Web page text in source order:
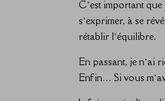
C’est important
s’exprimer, à se
rétablir l’équilibre.
En passant, je n’ai
Enfin… Si vous